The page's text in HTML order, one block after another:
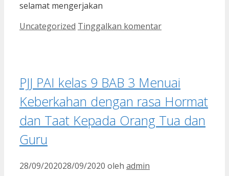
selamat mengerjakan
Kategori
Uncategorized Tinggalkan komentar
PJJ PAI kelas 9 BAB 3 Menuai
Keberkahan dengan rasa Hormat
dan Taat Kepada Orang Tua dan
Guru
28/09/202028/09/2020 oleh admin